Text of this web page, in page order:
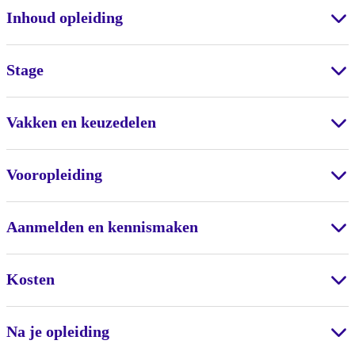
Inhoud opleiding
Stage
Vakken en keuzedelen
Vooropleiding
Aanmelden en kennismaken
Kosten
Na je opleiding